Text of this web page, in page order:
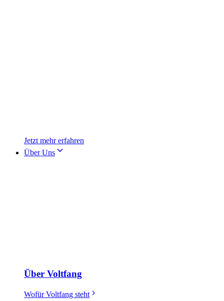
Jetzt mehr erfahren
Über Uns
Über Voltfang
Wofür Voltfang steht